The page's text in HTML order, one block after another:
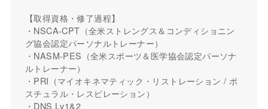
【取得資格・修了過程】
・NSCA-CPT（全米ストレングス＆コンディショニン
グ協会認定パーソナルトレーナー）
・NASM-PES（全米スポーツ＆医学協会認定パーソナ
ルトレーナー）
・PRI（マイオキネマティック・リストレーション / ポ
スチュラル・レスピレーション）
・DNS Lv1&2